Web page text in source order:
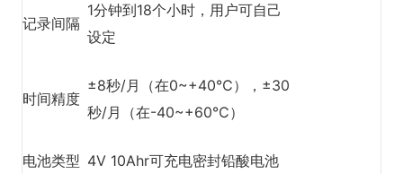
记录间隔
1分钟到18个小时，用户可自己
设定
时间精度
±8秒/月（在0~+40℃），±30
秒/月（在-40~+60℃）
电池类型 4V 10Ahr可充电密封铅酸电池